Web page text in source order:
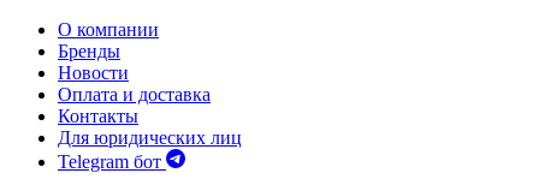
О компании
Бренды
Новости
Оплата и доставка
Контакты
Для юридических лиц
Telegram бот